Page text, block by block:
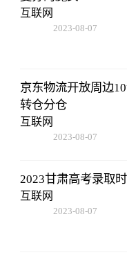
互联网
2023-08-07
京东物流开放周边
转仓分仓
互联网
2023-08-07
2023甘肃高考录取
互联网
2023-08-07